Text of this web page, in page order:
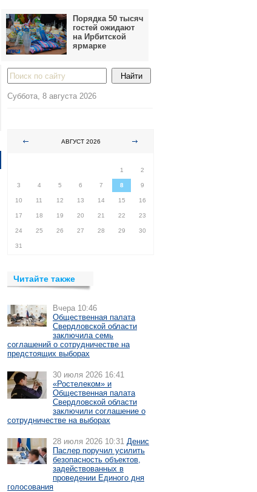
Порядка 50 тысяч
гостей ожидают
на Ирбитской
ярмарке
Суббота, 8 августа 2026
АВГУСТ 2026
1
2
3 4 5 6 7 8 9
10 11 12 13 14 15 16
17 18 19 20 21 22 23
24 25 26 27 28 29 30
31
Читайте также
Вчера 10:46
Общественная палата
Свердловской области
заключила семь
соглашений о сотрудничестве на
предстоящих выборах
30 июля 2026 16:41
«Ростелеком» и
Общественная палата
Свердловской области
заключили соглашение о
сотрудничестве на выборах
28 июля 2026 10:31 Денис
Паслер поручил усилить
безопасность объектов,
задействованных в
проведении Единого дня
голосования